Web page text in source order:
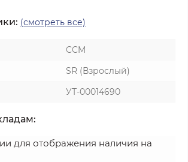
(смотреть все)
CCM
SR (Взрослый)
УТ-00014690
для отображения наличия на